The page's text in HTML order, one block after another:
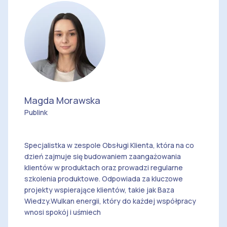
Radek Bielak
10:50 - 11:30
Nowy formularz dodawania umowy i
wysyłka do CRU
Radek Bielak
10:00 - 11:30
Q&A
Na Wasze pytania będziemy odpowiadać na bieżąco
na czacie live!
Magda Morawska
Publink
Specjalistka w zespole Obsługi Klienta, która na co
dzień zajmuje się budowaniem zaangażowania
klientów w produktach oraz prowadzi regularne
szkolenia produktowe. Odpowiada za kluczowe
projekty wspierające klientów, takie jak Baza
Wiedzy.Wulkan energii, który do każdej współpracy
wnosi spokój i uśmiech